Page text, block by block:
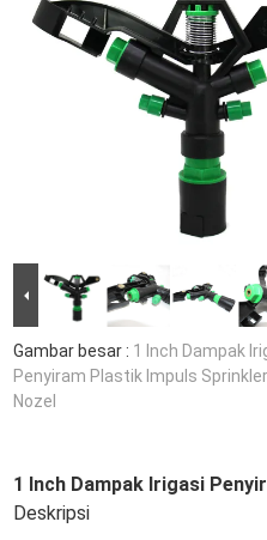
Gambar besar : 1 Inch Dampak
Penyiram Plastik Impuls
Nozel
1 Inch Dampak Irigasi
Deskripsi